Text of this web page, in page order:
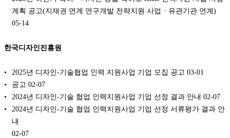
계획 공고(지재권 연계 연구개발 전략지원 사업ㆍ유관기관 연계)
05-14
한국디자인진흥원
2025년 디자인-기술협업 인력 지원사업 기업 모집 공고 03-01
공고 02-07
2024년 디자인-기술 협업 인력지원사업 기업 선정 결과 안내 02-07
2024년 디자인-기술 협업 인력지원사업 기업 선정 서류평가 결과 안
내
02-07